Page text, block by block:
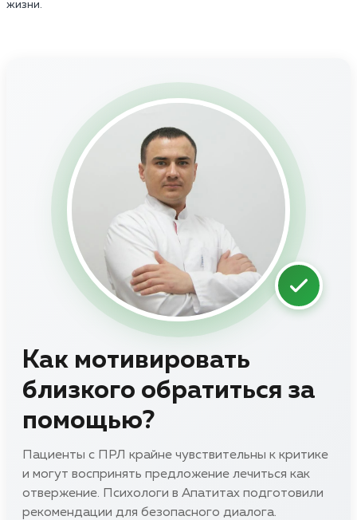
жизни.
Как мотивировать
близкого обратиться за
помощью?
Пациенты с ПРЛ крайне чувствительны к критике
и могут воспринять предложение лечиться как
отвержение. Психологи в Апатитах подготовили
рекомендации для безопасного диалога.